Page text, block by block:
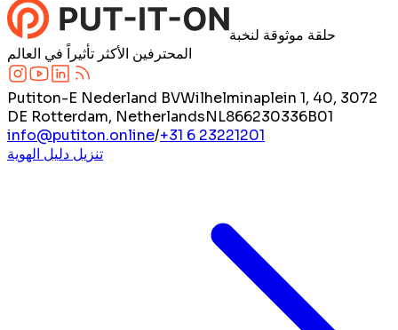
حلقة موثوقة لنخبة
المحترفين الأكثر تأثيراً في العالم
Putiton-E Nederland BVWilhelminaplein 1, 40, 3072
DE Rotterdam, NetherlandsNL866230336B01
info@putiton.online/+31 6 23221201
تنزيل دليل الهوية